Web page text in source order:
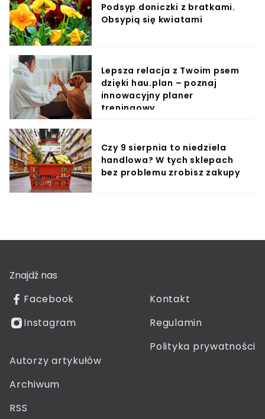
Podsyp doniczki z bratkami.
Obsypią się kwiatami
Lepsza relacja z Twoim psem
dzięki hau.plan – poznaj
innowacyjny planer
treningowy
Czy 9 sierpnia to niedziela
handlowa? W tych sklepach
bez problemu zrobisz zakupy
Znajdź nas
Facebook
Instagram
Kontakt
Regulamin
Polityka prywatności
Autorzy artykułów
Archiwum
RSS